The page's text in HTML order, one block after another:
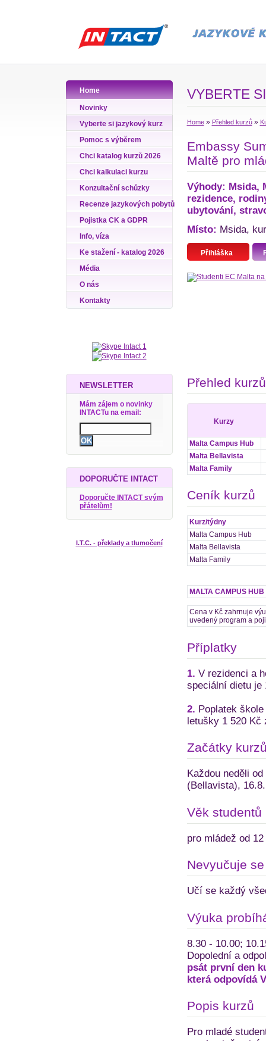
Home
Novinky
Vyberte si jazykový kurz
Pomoc s výběrem
Chci katalog kurzů 2026
Chci kalkulaci kurzu
Konzultační schůzky
Recenze jazykových pobytů
Pojistka CK a GDPR
Info, víza
Ke stažení - katalog 2026
Média
O nás
Kontakty
NEWSLETTER
Mám zájem o novinky
INTACTu na email:
DOPORUČTE INTACT
Doporučte INTACT svým
přátelům!
I.T.C. - překlady a tlumočení
VYBERTE
Home» Přehled kurzů»
Embassy
Maltě pro
Výhody: Msida,
rezidence,
ubytování,
Místo: Msida,
Přihláška
Přehled kurzů
Kurzy
Malta Campus Hub
Malta Bellavista
Malta Family
Ceník kurzů
Kurz/týdny
Malta Campus Hub
Malta Bellavista
Malta Family
MALTA CAMPUS
Cena v Kč zahrnuje
uvedený program a
Příplatky
1. V rezidenci a
speciální dietu je
2. Poplatek
letušky 1 520 Kč
Začátky
Každou neděli
(Bellavista),
Věk studentů
pro mládež od
Nevyučuje se
Učí se každý
Výuka
8.30 - 10.00;
Dopolední a
psát první den
která odpovídá
Popis kurzů
Pro mladé